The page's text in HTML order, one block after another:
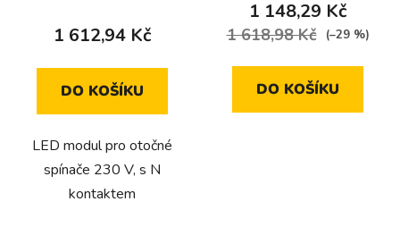
1 612,94 Kč
DO KOŠÍKU
LED modul pro otočné
spínače 230 V, s N
kontaktem
1 148,29 Kč
1 618,98 Kč (–29 %)
DO KOŠÍKU